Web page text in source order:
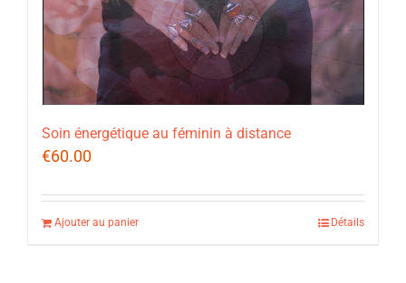
Soin énergétique au féminin à distance
€60.00
Ajouter au panier Détails